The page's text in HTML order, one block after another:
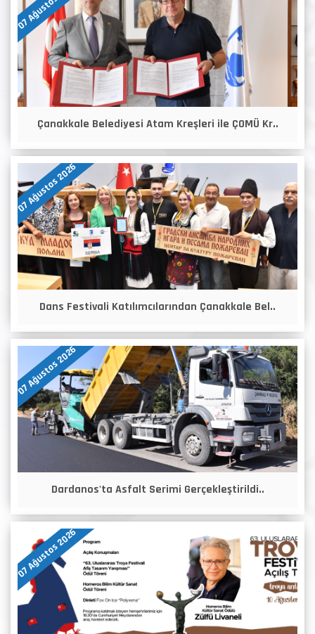
Çanakkale Belediyesi Atam Kreşleri ile ÇOMÜ Kr..
07 Ağustos 2026
Dans Festivali Katılımcılarından Çanakkale Bel..
07 Ağustos 2026
Dardanos'ta Asfalt Serimi Gerçekleştirildi..
07 Ağustos 2026